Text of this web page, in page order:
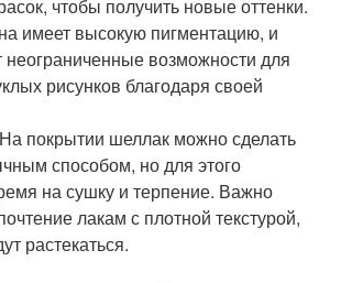
чтобы получить новые оттенки.
имеет высокую пигментацию, и
неограниченные возможности для
рисунков благодаря своей
покрытии шеллак можно сделать
способом, но для этого
на сушку и терпение. Важно
лакам с плотной текстурой,
растекаться.